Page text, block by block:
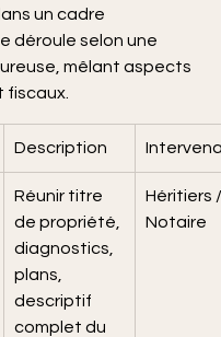
un cadre
déroule selon une
mêlant aspects
fiscaux.
Description
Réunir titre
de propriété,
diagnostics,
plans,
descriptif
complet du
Héritiers /
Notaire